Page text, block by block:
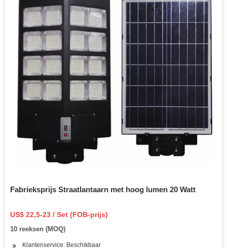
Fabrieksprijs Straatlantaarn met hoog lumen 20 Watt
US$ 22,5-23 / Set (FOB-prijs)
10 reeksen (MOQ)
Klantenservice: Beschikbaar